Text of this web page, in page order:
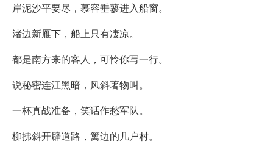
岸泥沙平要尽，慕容垂蓼进入船窗。
渚边新雁下，船上只有凄凉。
都是南方来的客人，可怜你写一行。
说秘密连江黑暗，风斜著物叫。
一杯真战准备，笑话作愁军队。
柳拂斜开辟道路，篱边的几户村。